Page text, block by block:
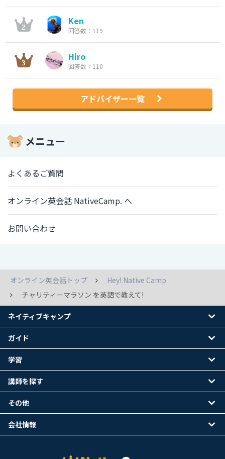
Ken
回答数：119
Hiro
回答数：110
アドバイザー一覧
メニュー
よくあるご質問
オンライン英会話 NativeCamp. へ
お問い合わせ
オンライン英会話トップ
Hey! Native Camp
チャリティーマラソン を英語で教えて!
ネイティブキャンプ
ガイド
学習
講師を探す
その他
会社情報